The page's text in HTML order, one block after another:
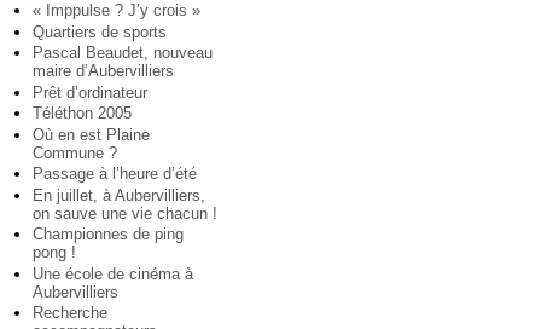
« Imppulse ? J’y crois »
Quartiers de sports
Pascal Beaudet, nouveau
maire d’Aubervilliers
Prêt d’ordinateur
Téléthon 2005
Où en est Plaine
Commune ?
Passage à l’heure d’été
En juillet, à Aubervilliers,
on sauve une vie chacun !
Championnes de ping
pong !
Une école de cinéma à
Aubervilliers
Recherche